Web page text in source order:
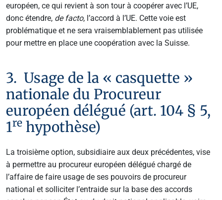
européen, ce qui revient à son tour à coopérer avec l’UE,
donc étendre, de facto, l’accord à l’UE. Cette voie est
problématique et ne sera vraisemblablement pas utilisée
pour mettre en place une coopération avec la Suisse.
3. Usage de la « casquette »
nationale du Procureur
européen délégué (art. 104 § 5,
1re hypothèse)
La troisième option, subsidiaire aux deux précédentes, vise
à permettre au procureur européen délégué chargé de
l’affaire de faire usage de ses pouvoirs de procureur
national et solliciter l’entraide sur la base des accords